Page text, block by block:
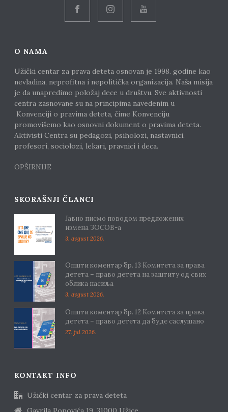
O NAMA
Užički centar za prava deteta osnovan je 1998. godine kao
nevladina, neprofitna i nepolitička organizacija. Naša misija
je da unapredimo položaj dece u društvu. Sve aktivnosti
centra zasnovane su na principima navedenim u
Konvenciji o pravima deteta, čime Konvenciju
promovišemo kao osnovni dokument o pravima deteta.
Aktivisti Centra su pedagozi, psiholozi, nastavnici,
profesori, sociolozi, lekari, pravnici i deca.
OPŠIRNIJE
SKORAŠNJI ČLANCI
Јавно писмо поводом предложених
измена ЗОСОВ-а
3. avgust 2026.
Општи коментар бр. 13 Комитета за права
детета – право детета на заштиту од свих
облика насиља
3. avgust 2026.
Општи коментар бр. 12 Комитета за права
детета – право детета да буде саслушано
27. jul 2026.
KONTAKT INFO
Užički centar za prava deteta